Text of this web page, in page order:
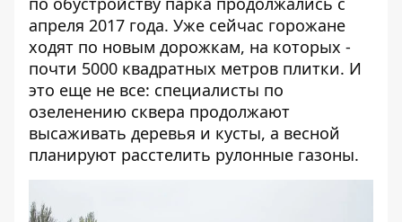
апреля 2017 года. Уже сейчас горожане
ходят по новым дорожкам, на которых -
почти 5000 квадратных метров плитки. И
это еще не все: специалисты по
озеленению сквера продолжают
высаживать деревья и кусты, а весной
планируют расстелить рулонные газоны.